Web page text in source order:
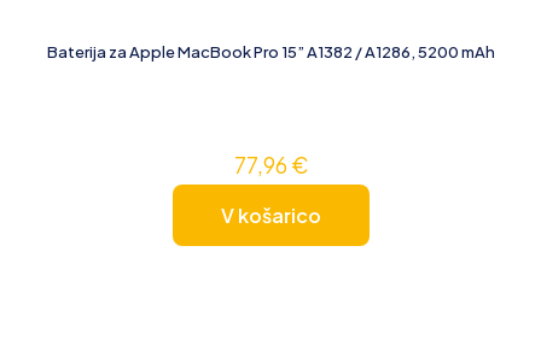
Baterija za Apple MacBook Pro 15” A1382 / A1286, 5200 mAh
77,96€
V košarico